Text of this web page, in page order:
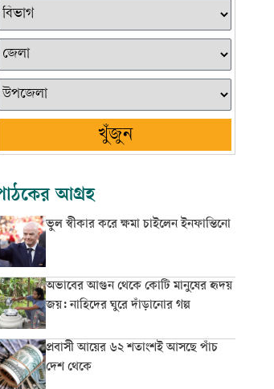
খুঁজুন
আগ্রহ
ভুল স্বীকার করে ক্ষমা চাইলেন ইনফান্তিনো
অভাবের আগুন থেকে কোটি মানুষের হৃদয়
জয়: নাহিদের ঘুরে দাঁড়ানোর গল্প
প্রবাসী আয়ের ৬২ শতাংশই আসছে পাঁচ
দেশ থেকে